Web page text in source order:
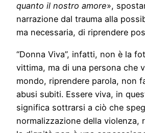
quanto il nostro amore»,
narrazione dal trauma alla
ma necessaria, di riprendere
“Donna Viva”, infatti, non è la
vittima, ma di una persona che
mondo, riprendere parola, non
abusi subiti. Essere viva, in
significa sottrarsi a ciò che
normalizzazione della violenza,